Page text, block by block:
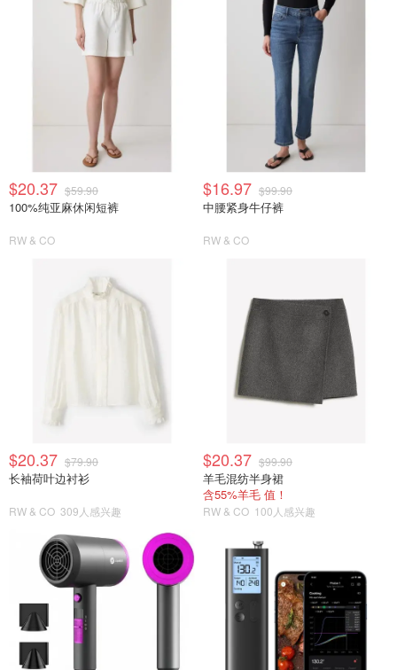
$20.37 $59.90
100%纯亚麻休闲短裤
RW & CO
$16.97 $99.90
中腰紧身牛仔裤
RW & CO
$20.37 $79.90
长袖荷叶边衬衫
RW & CO 309人感兴趣
$20.37 $99.90
羊毛混纺半身裙
含55%羊毛 值！
RW & CO 100人感兴趣